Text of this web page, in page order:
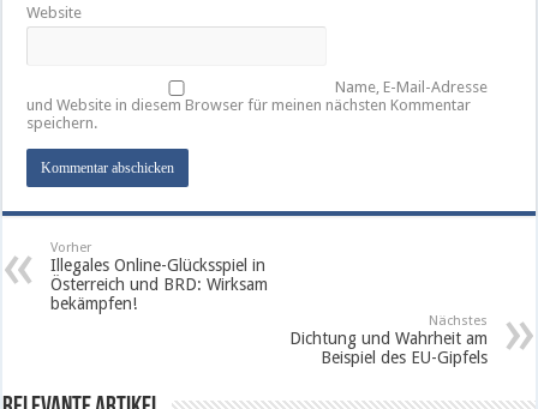
Website
Name, E-Mail-Adresse
und Website in diesem Browser für meinen nächsten Kommentar
speichern.
Vorher
Illegales Online-Glücksspiel in
Österreich und BRD: Wirksam
bekämpfen!
Nächstes
Dichtung und Wahrheit am
Beispiel des EU-Gipfels